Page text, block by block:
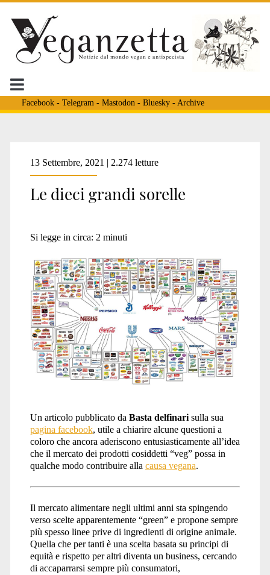
Facebook- Telegram - Mastodon - Bluesky- Archive
13 Settembre, 2021 | 2.274 letture
Le dieci grandi sorelle
Si legge in circa: 2 minuti
Un articolo pubblicato da Basta delfinarisulla sua
pagina facebook, utile a chiarire alcune questioni a
coloro che ancora aderiscono entusiasticamente all’idea
che il mercato dei prodotti cosiddetti “veg” possa in
qualche modo contribuire alla causa vegana.
Il mercato alimentare negli ultimi anni sta spingendo
verso scelte apparentemente “green” e propone sempre
più spesso linee prive di ingredienti di origine animale.
Quella che per tanti è una scelta basata su principi di
equità e rispetto per altri diventa un business, cercando
di accaparrarsi sempre più consumatori,